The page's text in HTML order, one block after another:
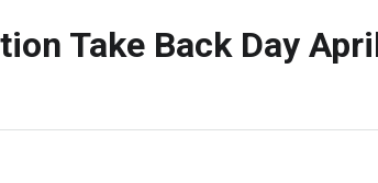
Take Back Day